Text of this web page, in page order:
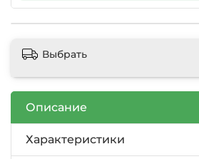
Выбрать
Описание
Характеристики